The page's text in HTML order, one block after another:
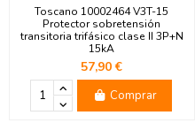
Toscano 10002464 V3T-15
Protector sobretensión
transitoria trifásico clase II 3P+N
15kA
57,90 €
Comprar